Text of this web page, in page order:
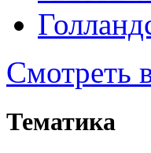
Смотреть
Тематика